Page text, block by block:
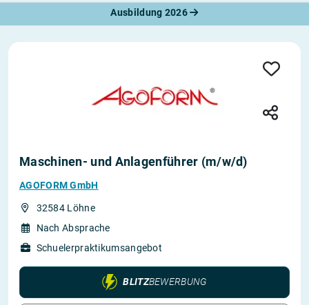
Ausbildung 2026
Maschinen- und Anlagenführer (m/w/d)
AGOFORM GmbH
32584 Löhne
Nach Absprache
Schuelerpraktikumsangebot
BLITZBEWERBUNG